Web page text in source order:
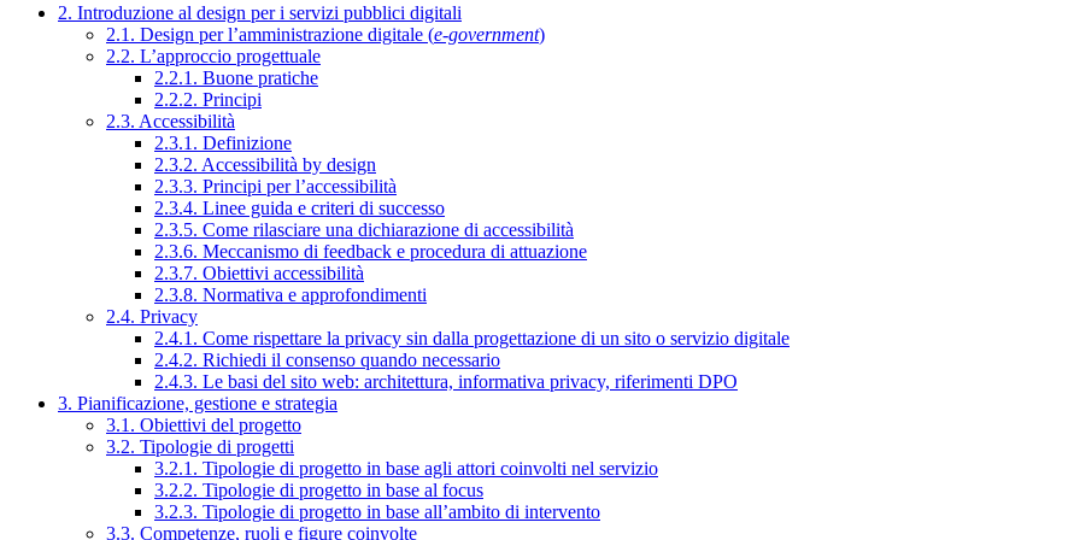
2. Introduzione al design per i servizi pubblici digitali
2.1. Design per l’amministrazione digitale (e-government)
2.2. L’approccio progettuale
2.2.1. Buone pratiche
2.2.2. Principi
2.3. Accessibilità
2.3.1. Definizione
2.3.2. Accessibilità by design
2.3.3. Principi per l’accessibilità
2.3.4. Linee guida e criteri di successo
2.3.5. Come rilasciare una dichiarazione di accessibilità
2.3.6. Meccanismo di feedback e procedura di attuazione
2.3.7. Obiettivi accessibilità
2.3.8. Normativa e approfondimenti
2.4. Privacy
2.4.1. Come rispettare la privacy sin dalla progettazione di un sito o servizio digitale
2.4.2. Richiedi il consenso quando necessario
2.4.3. Le basi del sito web: architettura, informativa privacy, riferimenti DPO
3. Pianificazione, gestione e strategia
3.1. Obiettivi del progetto
3.2. Tipologie di progetti
3.2.1. Tipologie di progetto in base agli attori coinvolti nel servizio
3.2.2. Tipologie di progetto in base al focus
3.2.3. Tipologie di progetto in base all’ambito di intervento
3.3. Competenze, ruoli e figure coinvolte